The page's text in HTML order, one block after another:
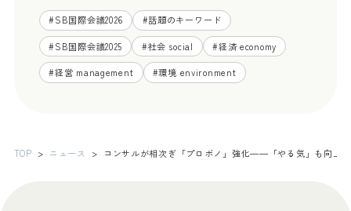
#SB国際会議2026 #話題のキーワード
#SB国際会議2025 #社会 social #経済 economy
#経営 management #環境 environment
TOP ニュース コンサルが相次ぎ「プロボノ」強化――「やる気」も向上